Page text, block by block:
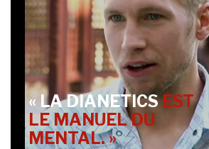
« LA DIANETICSEST
LE MANUEL DU
MENTAL. »